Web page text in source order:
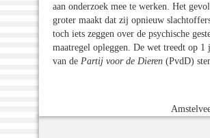
aan onderzoek mee te werken. Het
groter maakt dat zij opnieuw
toch iets zeggen over de psychische
maatregel opleggen. De wet treedt op
van de Partij voor de Dieren (PvdD)